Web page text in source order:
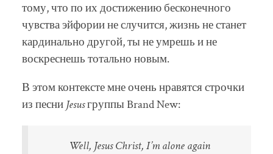
тому, что по их достижению бесконечного
чувства эйфории не случится, жизнь не станет
кардинально другой, ты не умрешь и не
воскреснешь тотально новым.
В этом контексте мне очень нравятся строчки
из песни Jesusгруппы Brand New:
Well, Jesus Christ, I’m alone again